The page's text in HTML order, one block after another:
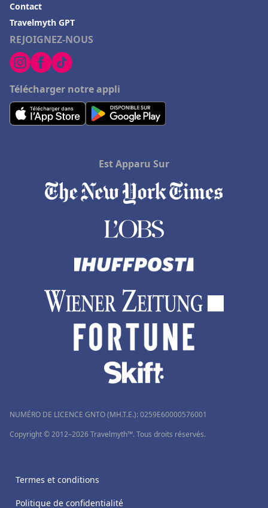
REJOIGNEZ-NOUS
Télécharger notre appli
Contact
Travelmyth GPT
Est Apparu Sur
NUMÉRO DE LICENCE GNTO (MH.T.E.): 0259Ε60000576001
Copyright © 2012–2026 Travelmyth™. Tous droits réservés.
Termes et conditions
Politique de confidentialité